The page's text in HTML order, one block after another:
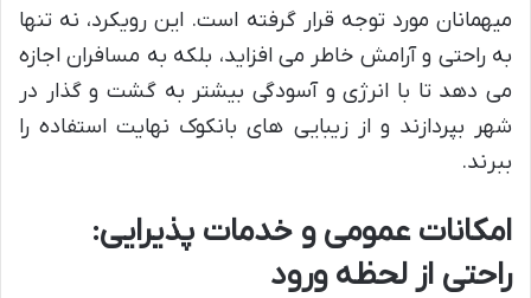
میهمانان مورد توجه قرار گرفته است. این رویکرد، نه تنها
به راحتی و آرامش خاطر می افزاید، بلکه به مسافران اجازه
می دهد تا با انرژی و آسودگی بیشتر به گشت و گذار در
شهر بپردازند و از زیبایی های بانکوک نهایت استفاده را
ببرند.
امکانات عمومی و خدمات پذیرایی:
راحتی از لحظه ورود